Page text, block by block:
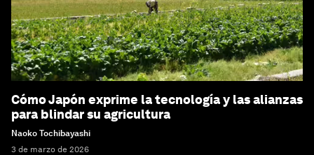
Cómo Japón exprime la tecnología y las alianzas
para blindar su agricultura
Naoko Tochibayashi
3 de marzo de 2026